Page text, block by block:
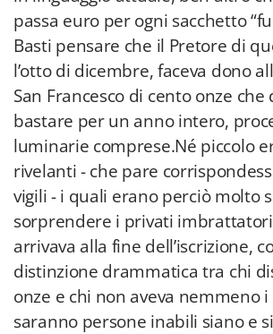
passa euro per ogni sacchetto
Basti pensare che il Pretore di
l’otto di dicembre, faceva dono
San Francesco di cento onze che
bastare per un anno intero,
luminarie comprese.Né piccolo
rivelanti - che pare
vigili - i quali erano perciò molto
sorprendere i privati
arrivava alla fine dell’iscrizione,
distinzione drammatica tra chi
onze e chi non aveva nemmeno i
saranno persone inabili siano e